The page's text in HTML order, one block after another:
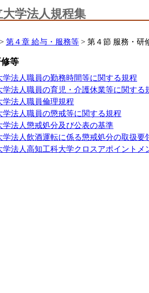
学法人規程集
> 第４章 給与・服務等 > 第４節 服務・研
等
学法人職員の勤務時間等に関する規程
学法人職員の育児・介護休業等に関する
学法人職員倫理規程
学法人職員の懲戒等に関する規程
学法人懲戒処分及び公表の基準
学法人飲酒運転に係る懲戒処分の取扱要
学法人高知工科大学クロスアポイントメ